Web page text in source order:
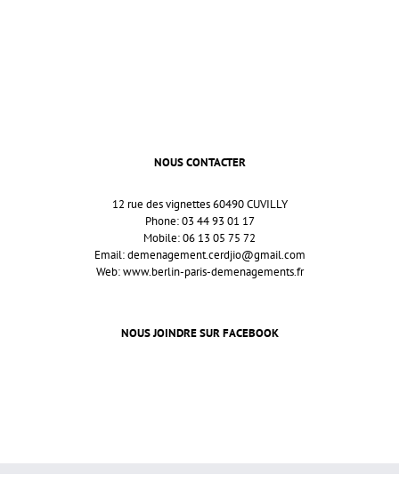
NOUS CONTACTER
12 rue des vignettes 60490 CUVILLY
Phone: 03 44 93 01 17
Mobile: 06 13 05 75 72
Email:demenagement.cerdjio@gmail.com
Web:www.berlin-paris-demenagements.fr
NOUS JOINDRE SUR FACEBOOK